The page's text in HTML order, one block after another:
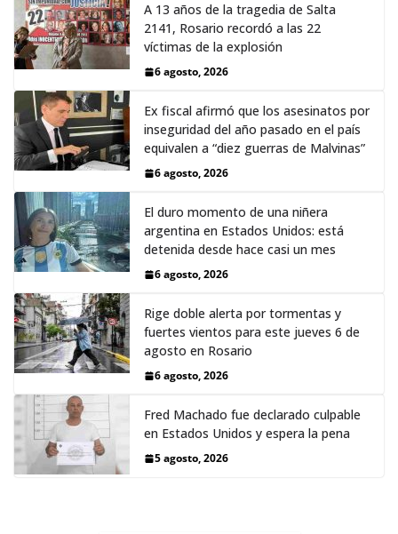
A 13 años de la tragedia de Salta
2141, Rosario recordó a las 22
víctimas de la explosión
6 agosto, 2026
Ex fiscal afirmó que los asesinatos por
inseguridad del año pasado en el país
equivalen a “diez guerras de Malvinas”
6 agosto, 2026
El duro momento de una niñera
argentina en Estados Unidos: está
detenida desde hace casi un mes
6 agosto, 2026
Rige doble alerta por tormentas y
fuertes vientos para este jueves 6 de
agosto en Rosario
6 agosto, 2026
Fred Machado fue declarado culpable
en Estados Unidos y espera la pena
5 agosto, 2026